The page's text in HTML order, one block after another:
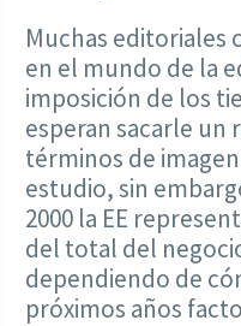
Muchas editoriales
en el mundo de la
imposición de los
esperan sacarle un
términos de
estudio, sin
2000 la EE
del total del
dependiendo de
próximos años